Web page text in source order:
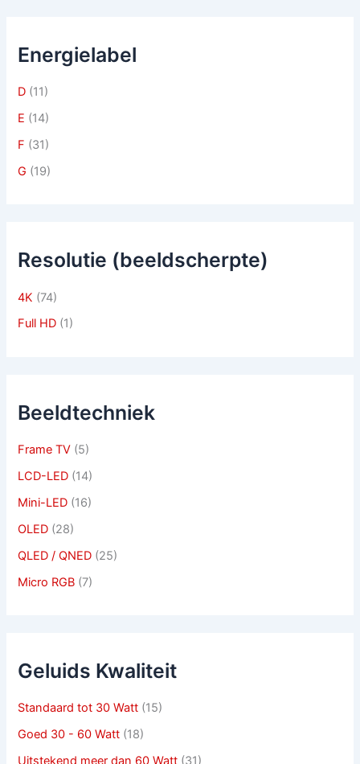
Energielabel
D (11)
E (14)
F (31)
G (19)
Resolutie (beeldscherpte)
4K (74)
Full HD (1)
Beeldtechniek
Frame TV (5)
LCD-LED (14)
Mini-LED (16)
OLED (28)
QLED / QNED (25)
Micro RGB (7)
Geluids Kwaliteit
Standaard tot 30 Watt (15)
Goed 30 - 60 Watt (18)
Uitstekend meer dan 60 Watt (31)